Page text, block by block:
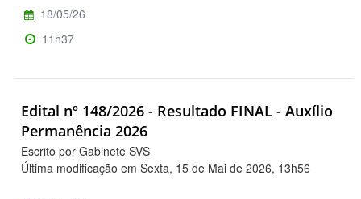
18/05/26
11h37
Edital nº 148/2026 - Resultado FINAL - Auxílio
Permanência 2026
Escrito por Gabinete SVS
Última modificação em Sexta, 15 de Mai de 2026, 13h56